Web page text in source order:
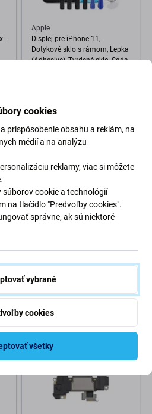
-
Apple
Displej pre iPhone 11,
Dotykové sklo s rámom, Lepka
(Adhesive), Tvrdené sklo, Sada
Zadnej Kamery (2ks)
1,98 €
SKLADOM 5 ks
cookies
prispôsobenie obsahu a reklám, na
médií a na analýzu
reklamy, viac si môžete
.
cookie a technológií
na tlačidlo "Predvoľby cookies".
správne, ak sú niektoré
vybrané
cookies
všetky